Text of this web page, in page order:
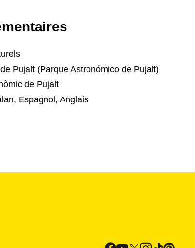
Pujalt (Parque Astronómico de Pujalt)
de Pujalt
Espagnol, Anglais